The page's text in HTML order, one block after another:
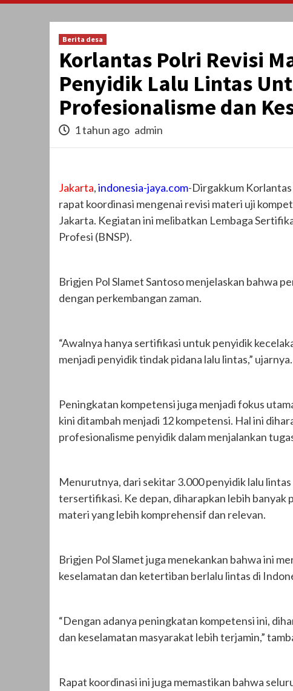
Berita desa
Korlantas Polri Revisi
Penyidik Lalu Lintas
Profesionalisme dan
1 tahun ago admin
Jakarta,indonesia-jaya.com-Dirgakkum Korlantas
rapat koordinasi mengenai revisi materi uji
Jakarta. Kegiatan ini melibatkan Lembaga
Profesi (BNSP).
Brigjen Pol Slamet Santoso menjelaskan bahwa
dengan perkembangan zaman.
“Awalnya hanya sertifikasi untuk penyidik
menjadi penyidik tindak pidana lalu lintas,” ujarnya.
Peningkatan kompetensi juga menjadi fokus
kini ditambah menjadi 12 kompetensi. Hal ini
profesionalisme penyidik dalam menjalankan
Menurutnya, dari sekitar 3.000 penyidik lalu
tersertifikasi. Ke depan, diharapkan lebih
materi yang lebih komprehensif dan relevan.
Brigjen Pol Slamet juga menekankan bahwa ini
keselamatan dan ketertiban berlalu lintas di
“Dengan adanya peningkatan kompetensi ini,
dan keselamatan masyarakat lebih terjamin,”
Rapat koordinasi ini juga memastikan bahwa